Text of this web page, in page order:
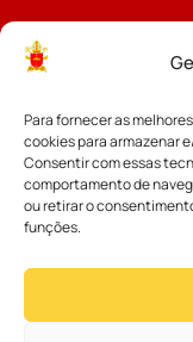
Para fornecer as
cookies para armazenar
Consentir com essas
comportamento de
ou retirar o
funções.
Padroeira
Notícias
Notícias da
Notícias Cáritas
Palavra dos Bispos